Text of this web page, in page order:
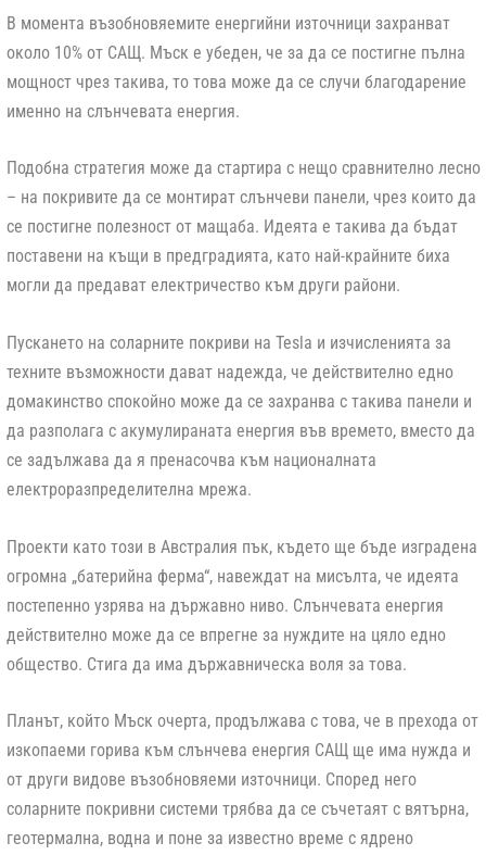
В момента възобновяемите енергийни източници захранват
около 10% от САЩ. Мъск е убеден, че за да се постигне пълна
мощност чрез такива, то това може да се случи благодарение
именно на слънчевата енергия.
Подобна стратегия може да стартира с нещо сравнително лесно
– на покривите да се монтират слънчеви панели, чрез които да
се постигне полезност от мащаба. Идеята е такива да бъдат
поставени на къщи в предградията, като най-крайните биха
могли да предават електричество към други райони.
Пускането на соларните покриви на Tesla и изчисленията за
техните възможности дават надежда, че действително едно
домакинство спокойно може да се захранва с такива панели и
да разполага с акумулираната енергия във времето, вместо да
се задължава да я пренасочва към националната
електроразпределителна мрежа.
Проекти като този в Австралия пък, където ще бъде изградена
огромна „батерийна ферма“, навеждат на мисълта, че идеята
постепенно узрява на държавно ниво. Слънчевата енергия
действително може да се впрегне за нуждите на цяло едно
общество. Стига да има държавническа воля за това.
Планът, който Мъск очерта, продължава с това, че в прехода от
изкопаеми горива към слънчева енергия САЩ ще има нужда и
от други видове възобновяеми източници. Според него
соларните покривни системи трябва да се съчетаят с вятърна,
геотермална, водна и поне за известно време с ядрено